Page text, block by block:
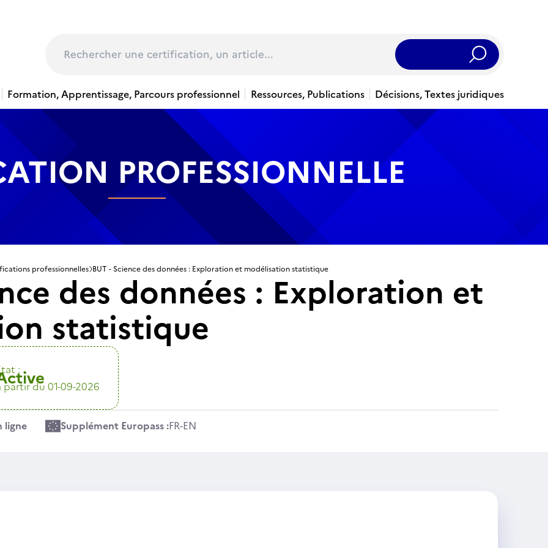
Rechercher
Formation, Apprentissage, Parcours professionnel Ressources, Publications Décisions, Textes juridiques
PROFESSIONNELLE
professionnelles BUT - Science des données : Exploration et modélisation statistique
des données : Exploration et
statistique
:
partir du 01-09-2026
ligne Supplément Europass :FR-EN